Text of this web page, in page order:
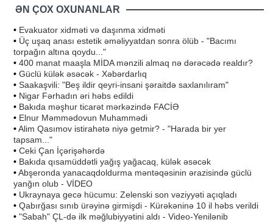
ƏN ÇOX OXUNANLAR
• Evakuator xidməti və daşınma xidməti
• Üç uşaq anası estetik əməliyyatdan sonra ölüb - "Bacımı
torpağın altına qoydu..."
• 400 manat maaşla MİDA mənzili almaq nə dərəcədə realdır?
• Güclü külək əsəcək - Xəbərdarlıq
• Saakaşvili: "Beş ildir qeyri-insani şəraitdə saxlanılıram"
• Nigar Fərhadın əri həbs edildi
• Bakıda məşhur ticarət mərkəzində FACİƏ
• Elnur Məmmədovun Muhammədi
•Alim Qasımov istirahətə niyə getmir? - "Harada bir yer
tapsam..."
• Ceki Çan İçərişəhərdə
• Bakıda qısamüddətli yağış yağacaq, külək əsəcək
•Abşeronda yanacaqdoldurma məntəqəsinin ərazisində güclü
yanğın olub - VİDEO
• Ukraynaya gecə hücumu: Zelenski son vəziyyəti açıqladı
• Qabırğası sınıb ürəyinə girmişdi - Kürəkəninə 10 il həbs verildi
• "Sabah" ÇL-də ilk məğlubiyyətini aldı - Video-Yenilənib